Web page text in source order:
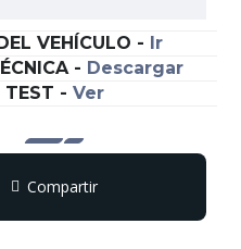
VEHÍCULO - Ir
- Descargar
TEST - Ver
Compartir
Messenger
EmailPrint